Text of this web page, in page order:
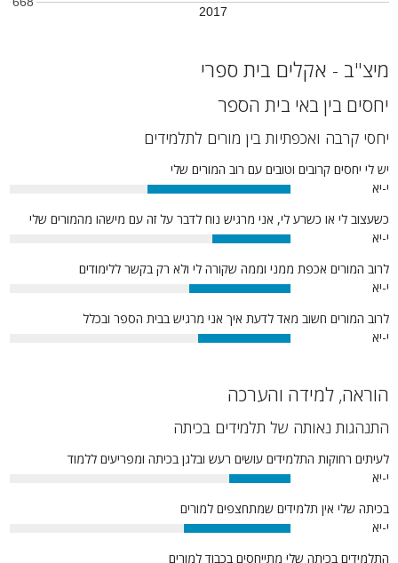
2017
מיצ"ב - אקלים בית ספרי
יחסים בין באי בית הספר
יחסי קרבה ואכפתיות בין מורים לתלמידים
יש לי יחסים קרובים וטובים עם רוב המורים שלי
י-יא
51%
כשעצוב לי או כשרע לי, אני מרגיש נוח לדבר על זה עם מישהו מהמורים שלי
י-יא
28%
לרוב המורים אכפת ממני וממה שקורה לי ולא רק בקשר ללימודים
י-יא
36%
לרוב המורים חשוב מאד לדעת איך אני מרגיש בבית הספר ובכלל
י-יא
33%
הוראה, למידה והערכה
התנהגות נאותה של תלמידים בכיתה
לעיתים רחוקות התלמידים עושים רעש ובלגן בכיתה ומפריעים ללמוד
י-יא
22%
בכיתה שלי אין תלמידים שמתחצפים למורים
י-יא
38%
התלמידים בכיתה שלי מתייחסים בכבוד למורים